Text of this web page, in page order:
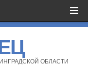
ОБЛАСТИ